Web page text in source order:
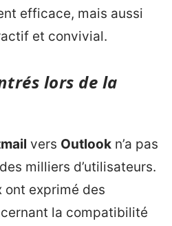
efficace, mais aussi
et convivial.
lors de la
vers Outlook n’a pas
milliers d’utilisateurs.
ont exprimé des
la compatibilité